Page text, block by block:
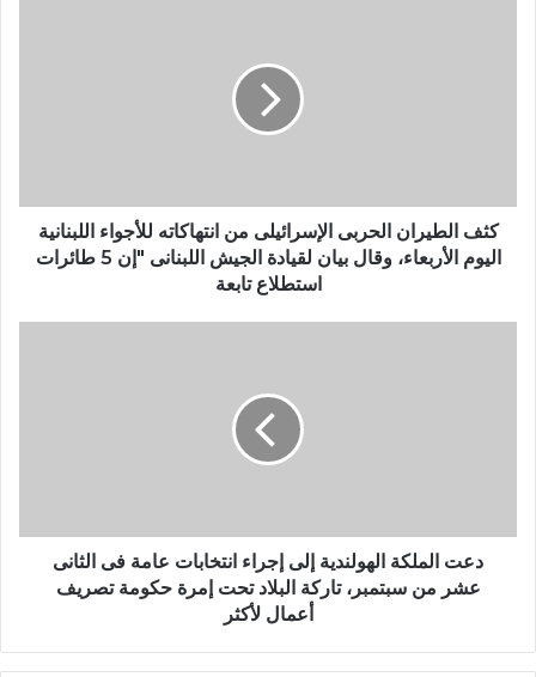
كثف الطيران الحربى الإسرائيلى من انتهاكاته للأجواء اللبنانية
اليوم الأربعاء، وقال بيان لقيادة الجيش اللبنانى "إن 5 طائرات
استطلاع تابعة
دعت الملكة الهولندية إلى إجراء انتخابات عامة فى الثانى
عشر من سبتمبر، تاركة البلاد تحت إمرة حكومة تصريف
أعمال لأكثر